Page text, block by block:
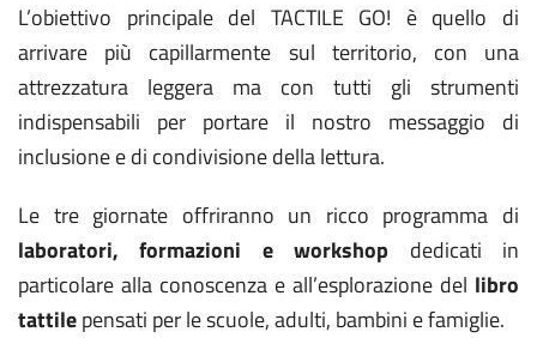
L’obiettivo principale del TACTILE GO! è quello di
arrivare più capillarmente sul territorio, con una
attrezzatura leggera ma con tutti gli strumenti
indispensabili per portare il nostro messaggio di
inclusione e di condivisione della lettura.
Le tre giornate offriranno un ricco programma di
laboratori, formazioni e workshop dedicati in
particolare alla conoscenza e all’esplorazione del libro
tattilepensati per le scuole, adulti, bambini e famiglie.